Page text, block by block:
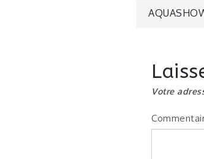
Votre